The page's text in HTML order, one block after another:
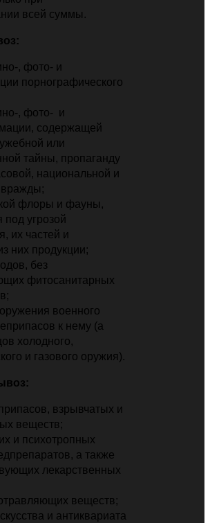
всей суммы.
, фото- и
порнографического
, фото- и
содержащей
или
тайны, пропаганду
национальной и
вражды;
флоры и фауны,
угрозой
их частей и
них продукции;
без
фитосанитарных
военного
к нему (а
холодного,
и газового оружия).
взрывчатых и
веществ;
и психотропных
а также
лекарственных
веществ;
и антиквариата